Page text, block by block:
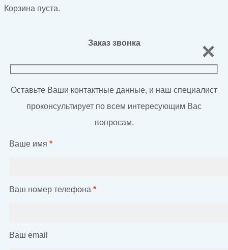
Корзина пуста.
Заказ звонка
Оставьте Ваши контактные данные, и наш специалист
проконсультирует по всем интересующим Вас
вопросам.
Ваше имя *
Ваш номер телефона *
Ваш email